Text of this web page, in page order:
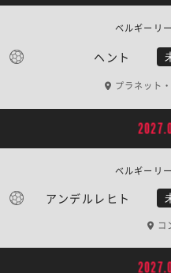
ヘント
ベルギー
プラネット
アンデルレヒト
ベルギー
コ